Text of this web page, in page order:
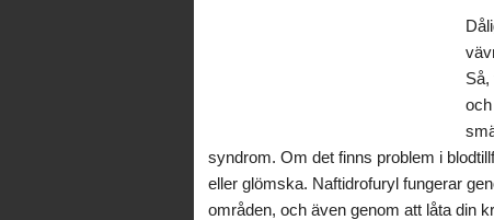
Så,
syndrom. Om det finns problem i
eller glömska. Naftidrofuryl fungerar
områden, och även genom att låta din